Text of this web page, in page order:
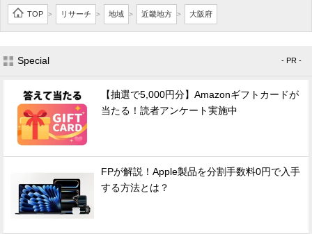
TOP > リサーチ > 地域 > 近畿地方 > 大阪府
Special - PR -
【抽選で5,000円分】Amazonギフトカードが
当たる！読者アンケート実施中
FPが解説！Apple製品を分割手数料0円で入手
する方法とは？